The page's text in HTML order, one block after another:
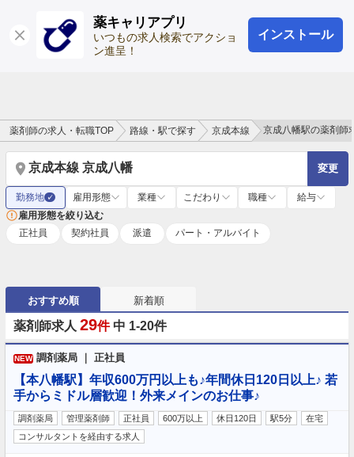
薬キャリアプリ
いつもの求人検索でアクショ
ン進呈！
インストール
ログイン 会員登録
薬剤師の求人・転職TOP 路線・駅で探す 京成本線 京成八幡駅の薬剤師
京成本線 京成八幡 変更
勤務地 ✓ 雇用形態 業種 こだわり 職種
給与
雇用形態を絞り込む
正社員
契約社員 派遣 パート・アルバイト
おすすめ順 新着順
薬剤師求人 29件 中 1-20件
NEW 調剤薬局 ｜ 正社員
【本八幡駅】年収600万円以上も♪年間休日120日以上♪ 若
手からミドル層歓迎！外来メインのお仕事♪
調剤薬局 管理薬剤師 正社員 600万以上 休日120日 駅5分
在宅
コンサルタントを経由する求人